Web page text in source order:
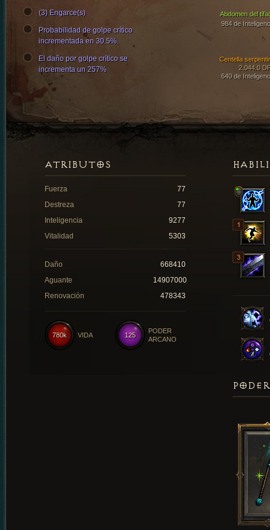
Abdomen del
984 de
Centella
2,044.0
640 de
(3) Engarce(s)
Probabilidad de golpe crítico
incrementada en 30.5%.
El daño por golpe crítico se
incrementa un 257%
ATRIBUTOS
Fuerza
77
Destreza
77
Inteligencia
9277
Vitalidad
5303
Daño
668410
Aguante
14907000
Renovación
478343
125
PODER
ARCANO
780k VIDA